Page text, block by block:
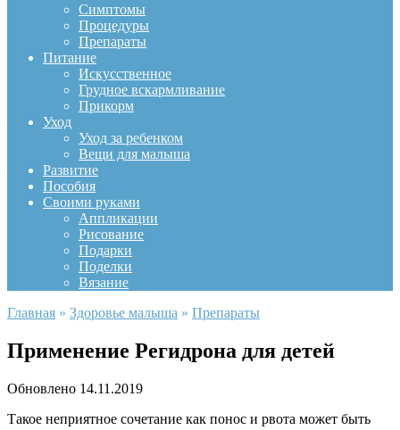
Симптомы
Процедуры
Препараты
Питание
Искусственное
Грудное вскармливание
Прикорм
Уход
Уход за ребенком
Вещи для малыша
Развитие
Пособия
Своими руками
Аппликации
Рисование
Подарки
Поделки
Вязание
Главная » Здоровье малыша » Препараты
Применение Регидрона для детей
Обновлено 14.11.2019
Такое неприятное сочетание как понос и рвота может быть